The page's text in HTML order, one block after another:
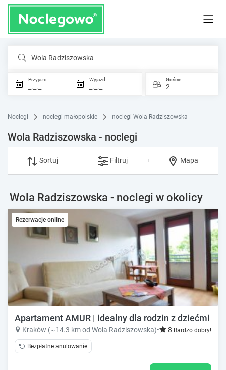
Wola Radziszowska
Przyjazd
_._._
Wyjazd
_._._
Goście
2
Noclegi noclegi małopolskie noclegi Wola Radziszowska
Wola Radziszowska - noclegi
Sortuj Filtruj Mapa
Wola Radziszowska - noclegi w okolicy
Rezerwacje online
Apartament AMUR | idealny dla rodzin z dziećmi
Kraków (~14.3 km od Wola Radziszowska)• 8 Bardzo dobry!
Bezpłatne anulowanie